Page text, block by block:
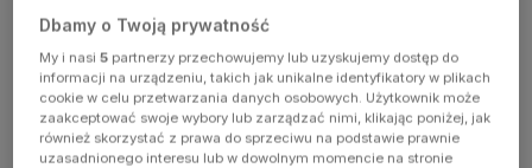
has
occurred
(see the
Dbamy o Twoją prywatność
My i nasi5 partnerzy przechowujemy lub uzyskujemy dostęp do
informacji na urządzeniu, takich jak unikalne identyfikatory w plikach
cookie w celu przetwarzania danych osobowych. Użytkownik może
zaakceptować swoje wybory lub zarządzać nimi, klikając poniżej, jak
również skorzystać z prawa do sprzeciwu na podstawie prawnie
uzasadnionego interesu lub w dowolnym momencie na stronie